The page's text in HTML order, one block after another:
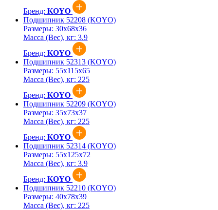
Бренд: KOYO
Подшипник 52208 (KOYO)
Размеры: 30x68x36
Масса (Вес), кг: 3.9
Бренд: KOYO
Подшипник 52313 (KOYO)
Размеры: 55x115x65
Масса (Вес), кг: 225
Бренд: KOYO
Подшипник 52209 (KOYO)
Размеры: 35x73x37
Масса (Вес), кг: 225
Бренд: KOYO
Подшипник 52314 (KOYO)
Размеры: 55x125x72
Масса (Вес), кг: 3.9
Бренд: KOYO
Подшипник 52210 (KOYO)
Размеры: 40x78x39
Масса (Вес), кг: 225